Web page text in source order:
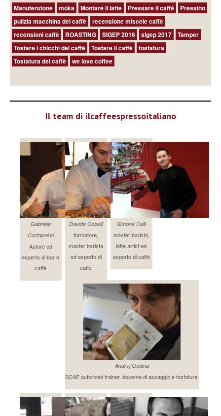
Manutenzione
moka Montare il latte Pressare il caffé
Pressino
pulizia macchina del caffè
recensione miscele caffè
recensioni caffè
ROASTING SIGEP 2016 sigep 2017
Tamper
Tostare i chicchi del caffè
Tostare il caffè
tostatura
Tostatura del caffè
we love coffee
Il team di ilcaffeespressoitaliano
Gabriele
Cortopassi
Autore ed
esperto di bar e
caffè
Davide Cobelli
formatore,
master barista
ed esperto di
caffè
Simone Celli
master barista,
latte artist ed
esperto di caffè
Andrej Godina
SCAE autorized trainer, docente di assaggio e tostatura.